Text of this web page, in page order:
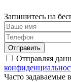
Запишитесь на
Отправить
Отправляя
Часто задаваемые